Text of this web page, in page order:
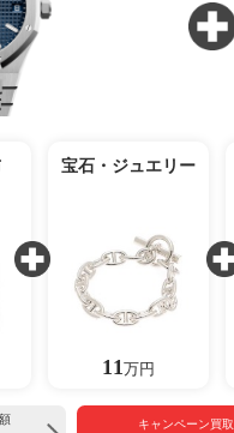
宝石・ジュエリー
11 万円
キャンペーン買取